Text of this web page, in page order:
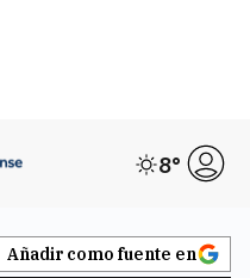
8°
Añadir como fuente en